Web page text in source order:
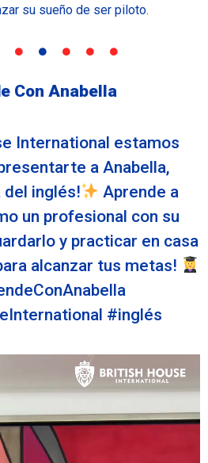
su sueño de ser piloto.
Con Anabella
International estamos
a Anabella,
inglés!
Aprende a
un profesional con su
y practicar en casa
alcanzar tus metas!
#inglés